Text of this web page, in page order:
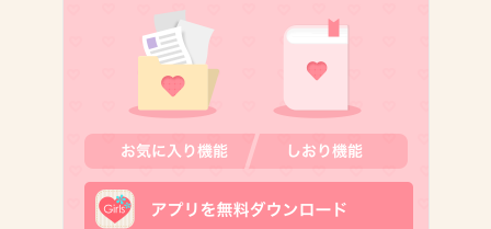
そしたらその子は取った髪を持ったままいつも
つるんでるグループのとこに行って「茶色だ」
「やっぱ染めてんじゃないの？」ってこっちを
チラチラ見ながら話してた。
+32